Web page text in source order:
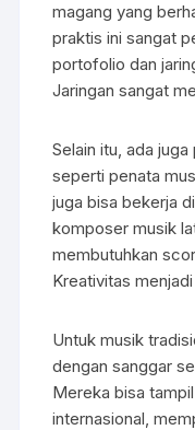
magang yang
praktis ini sangat
portofolio dan
Jaringan sangat
Selain itu, ada
seperti penata
juga bisa bekerja
komposer musik
membutuhkan
Kreativitas
Untuk musik
dengan sanggar
Mereka bisa
internasional,